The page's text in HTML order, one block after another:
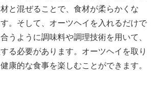
と混ぜることで、食材が柔らかくな
。そして、オーツヘイを入れるだけで
うように調味料や調理技術を用いて、
る必要があります。オーツヘイを取り
康的な食事を楽しむことができます。